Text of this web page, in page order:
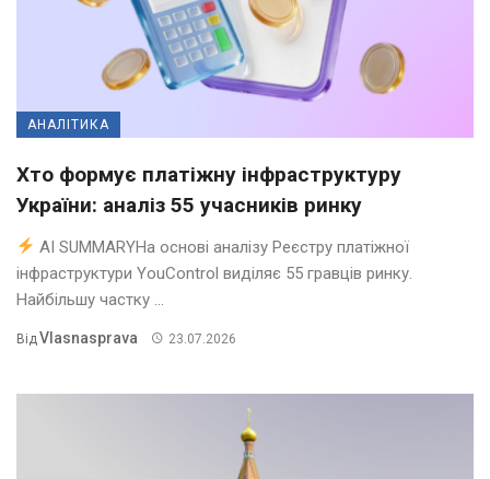
АНАЛІТИКА
Хто формує платіжну інфраструктуру
України: аналіз 55 учасників ринку
AI SUMMARYНа основі аналізу Реєстру платіжної
інфраструктури YouControl виділяє 55 гравців ринку.
Найбільшу частку ...
Від Vlasnasprava 23.07.2026